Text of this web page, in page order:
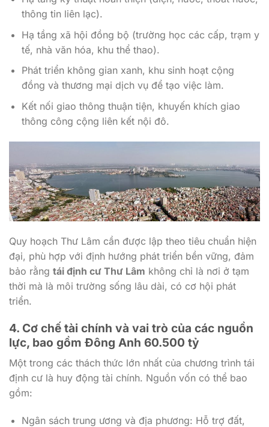
thông tin liên lạc).
Hạ tầng xã hội đồng bộ (trường học các cấp, trạm y
tế, nhà văn hóa, khu thể thao).
Phát triển không gian xanh, khu sinh hoạt cộng
đồng và thương mại dịch vụ để tạo việc làm.
Kết nối giao thông thuận tiện, khuyến khích giao
thông công cộng liên kết nội đô.
Quy hoạch Thư Lâm cần được lập theo tiêu chuẩn hiện
đại, phù hợp với định hướng phát triển bền vững, đảm
bảo rằng tái định cư Thư Lâm không chỉ là nơi ở tạm
thời mà là môi trường sống lâu dài, có cơ hội phát
triển.
4. Cơ chế tài chính và vai trò của các nguồn
lực, bao gồm Đông Anh 60.500 tỷ
Một trong các thách thức lớn nhất của chương trình tái
định cư là huy động tài chính. Nguồn vốn có thể bao
gồm:
Ngân sách trung ương và địa phương: Hỗ trợ đất,